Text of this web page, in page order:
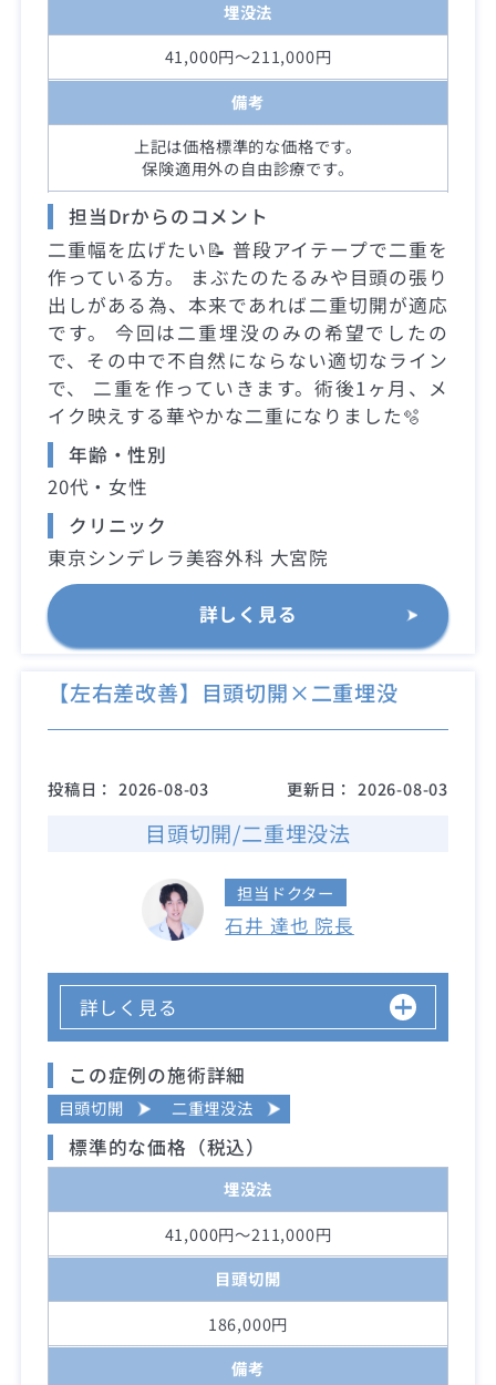
埋没法
41,000円～211,000円
備考
上記は価格標準的な価格です。
保険適用外の自由診療です。
担当Drからのコメント
二重幅を広げたい📝 普段アイテープで二重を
作っている方。 まぶたのたるみや目頭の張り
出しがある為、本来であれば二重切開が適応
です。 今回は二重埋没のみの希望でしたの
で、その中で不自然にならない適切なライン
で、 二重を作っていきます。術後1ヶ月、メ
イク映えする華やかな二重になりました🫧
年齢・性別
20代・女性
クリニック
東京シンデレラ美容外科 大宮院
詳しく見る
【左右差改善】目頭切開×二重埋没
投稿日： 2026-08-03 更新日： 2026-08-03
目頭切開/二重埋没法
担当ドクター
石井 達也 院長
詳しく見る
この症例の施術詳細
目頭切開 二重埋没法
標準的な価格（税込）
埋没法
41,000円～211,000円
目頭切開
186,000円
備考